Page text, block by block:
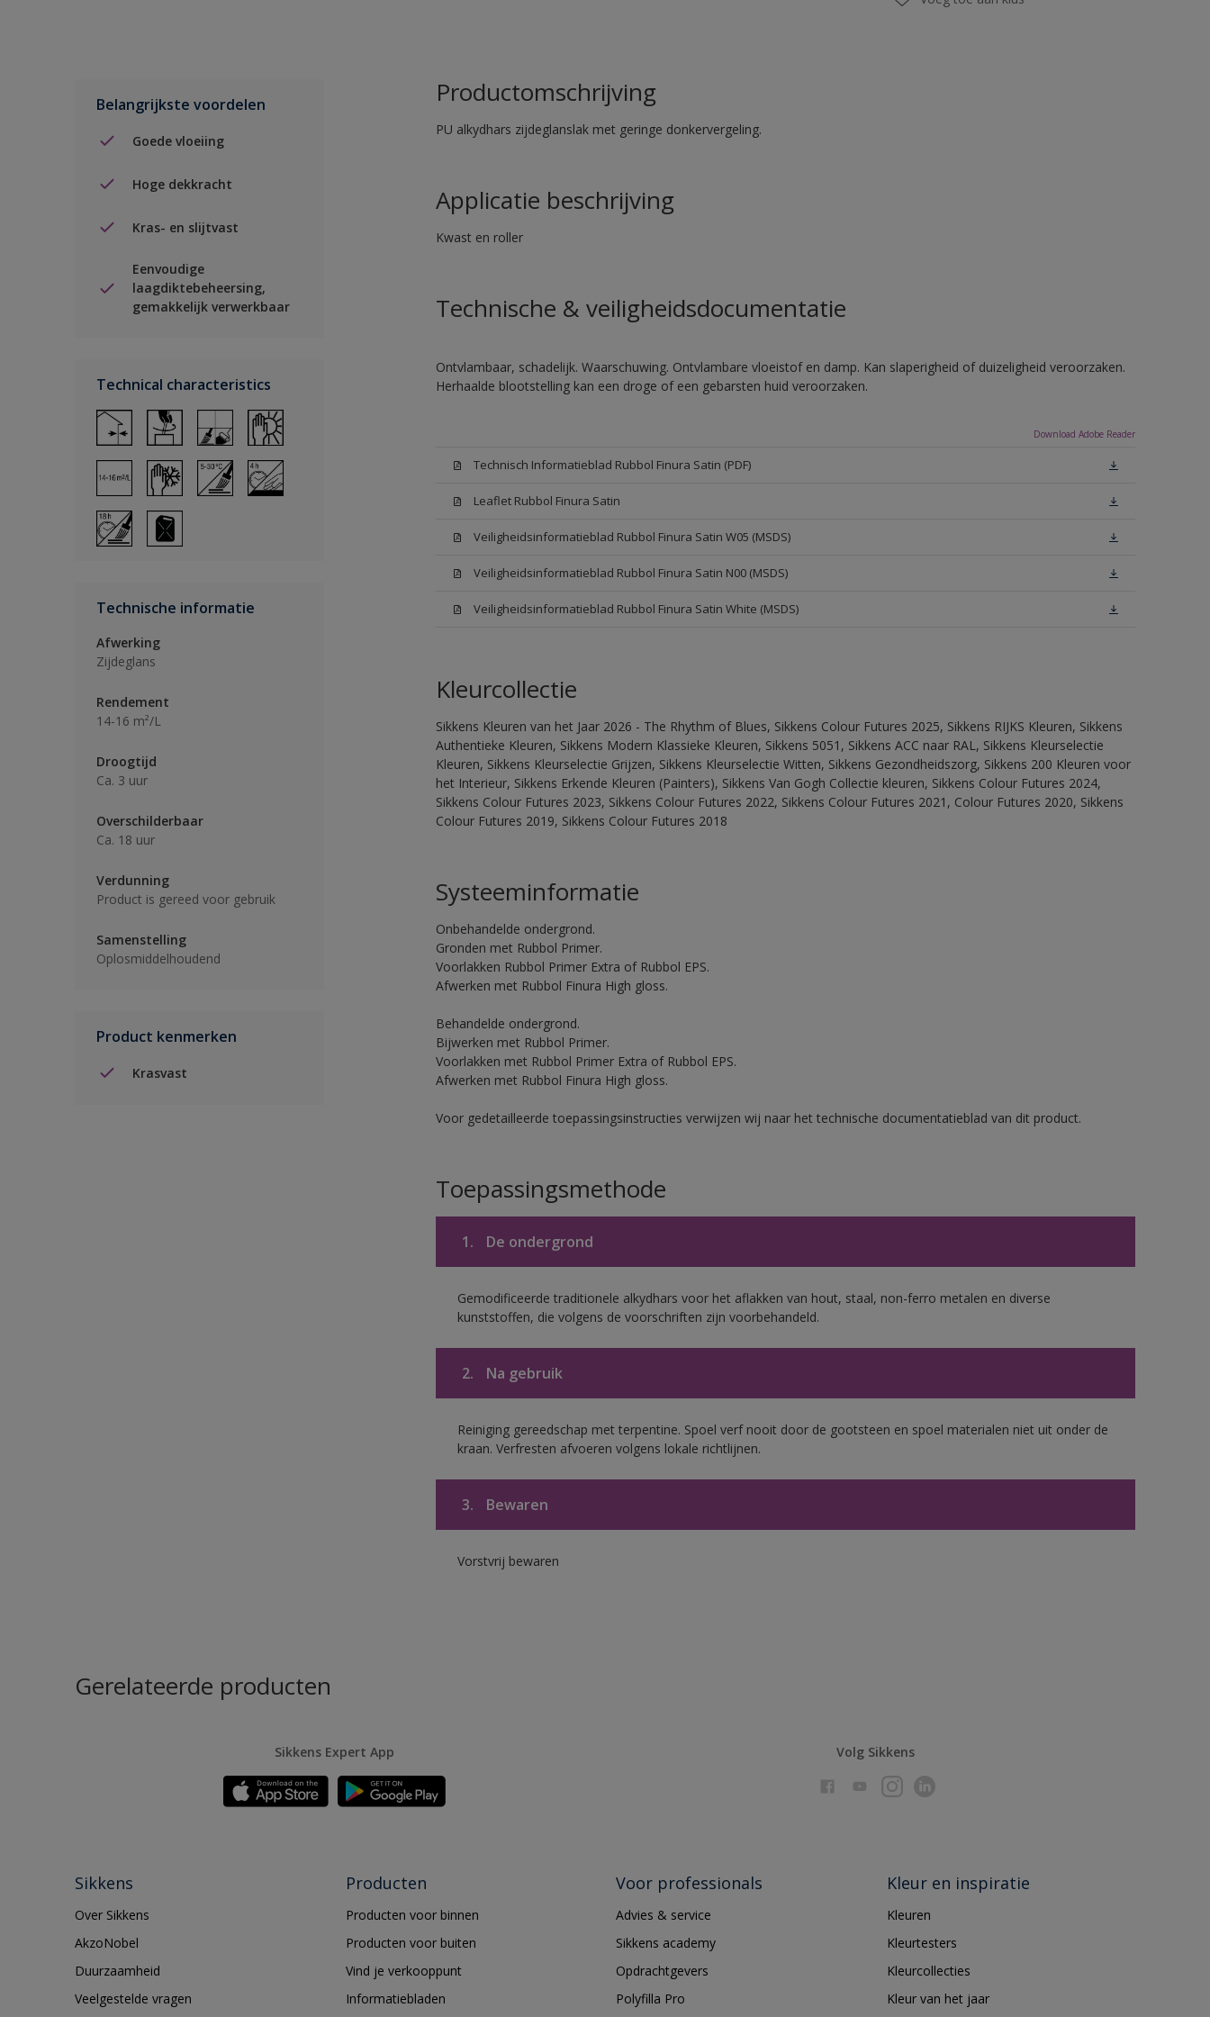
Belangrijkste voordelen
Goede vloeiing
Hoge dekkracht
Kras- en slijtvast
Eenvoudige
laagdiktebeheersing,
gemakkelijk verwerkbaar
Technical characteristics
Technische informatie
Afwerking
Zijdeglans
Rendement
14-16 m²/L
Droogtijd
Ca. 3 uur
Overschilderbaar
Ca. 18 uur
Verdunning
Product is gereed voor gebruik
Samenstelling
Oplosmiddelhoudend
Product kenmerken
Krasvast
Productomschrijving
PU alkydhars zijdeglanslak met geringe donkervergeling.
Applicatie beschrijving
Kwast en roller
Technische & veiligheidsdocumentatie
Ontvlambaar, schadelijk. Waarschuwing. Ontvlambare vloeistof en damp. Kan slaperigheid of duizeligheid veroorzaken.
Herhaalde blootstelling kan een droge of een gebarsten huid veroorzaken.
Download Adobe Reader
Technisch Informatieblad Rubbol Finura Satin (PDF)
Leaflet Rubbol Finura Satin
Veiligheidsinformatieblad Rubbol Finura Satin W05 (MSDS)
Veiligheidsinformatieblad Rubbol Finura Satin N00 (MSDS)
Veiligheidsinformatieblad Rubbol Finura Satin White (MSDS)
Kleurcollectie
Sikkens Kleuren van het Jaar 2026 - The Rhythm of Blues, Sikkens Colour Futures 2025, Sikkens RIJKS Kleuren, Sikkens
Authentieke Kleuren, Sikkens Modern Klassieke Kleuren, Sikkens 5051, Sikkens ACC naar RAL, Sikkens Kleurselectie
Kleuren, Sikkens Kleurselectie Grijzen, Sikkens Kleurselectie Witten, Sikkens Gezondheidszorg, Sikkens 200 Kleuren voor
het Interieur, Sikkens Erkende Kleuren (Painters), Sikkens Van Gogh Collectie kleuren, Sikkens Colour Futures 2024,
Sikkens Colour Futures 2023, Sikkens Colour Futures 2022, Sikkens Colour Futures 2021, Colour Futures 2020, Sikkens
Colour Futures 2019, Sikkens Colour Futures 2018
Systeeminformatie
Onbehandelde ondergrond.
Gronden met Rubbol Primer.
Voorlakken Rubbol Primer Extra of Rubbol EPS.
Afwerken met Rubbol Finura High gloss.
Behandelde ondergrond.
Bijwerken met Rubbol Primer.
Voorlakken met Rubbol Primer Extra of Rubbol EPS.
Afwerken met Rubbol Finura High gloss.
Voor gedetailleerde toepassingsinstructies verwijzen wij naar het technische documentatieblad van dit product.
Toepassingsmethode
1. De ondergrond
Gemodificeerde traditionele alkydhars voor het aflakken van hout, staal, non-ferro metalen en diverse
kunststoffen, die volgens de voorschriften zijn voorbehandeld.
2. Na gebruik
Reiniging gereedschap met terpentine. Spoel verf nooit door de gootsteen en spoel materialen niet uit onder de
kraan. Verfresten afvoeren volgens lokale richtlijnen.
3. Bewaren
Vorstvrij bewaren
Gerelateerde producten
Sikkens Expert App Volg Sikkens
Sikkens
Over Sikkens
AkzoNobel
Duurzaamheid
Veelgestelde vragen
Producten
Producten voor binnen
Producten voor buiten
Vind je verkooppunt
Informatiebladen
Voor professionals
Advies & service
Sikkens academy
Opdrachtgevers
Polyfilla Pro
Kleur en inspiratie
Kleuren
Kleurtesters
Kleurcollecties
Kleur van het jaar